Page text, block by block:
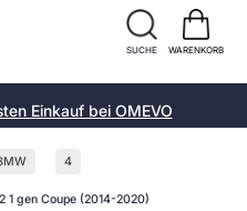
Einkauf bei OMEVO
4
1 gen Coupe (2014-2020)
SUCHE WARENKORB